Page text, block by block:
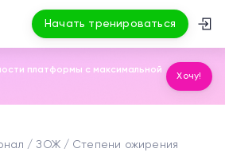
Начать тренироваться
платформы с максимальной
Хочу!
ЗОЖ Степени ожирения